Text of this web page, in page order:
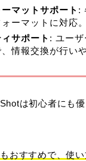
マットサポート :
ーマットに対応。
サポート : ユーザ
情報交換が行い
は初心者にも
もおすすめで、使